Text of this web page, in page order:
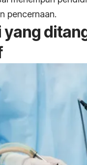
pencernaan.
yang